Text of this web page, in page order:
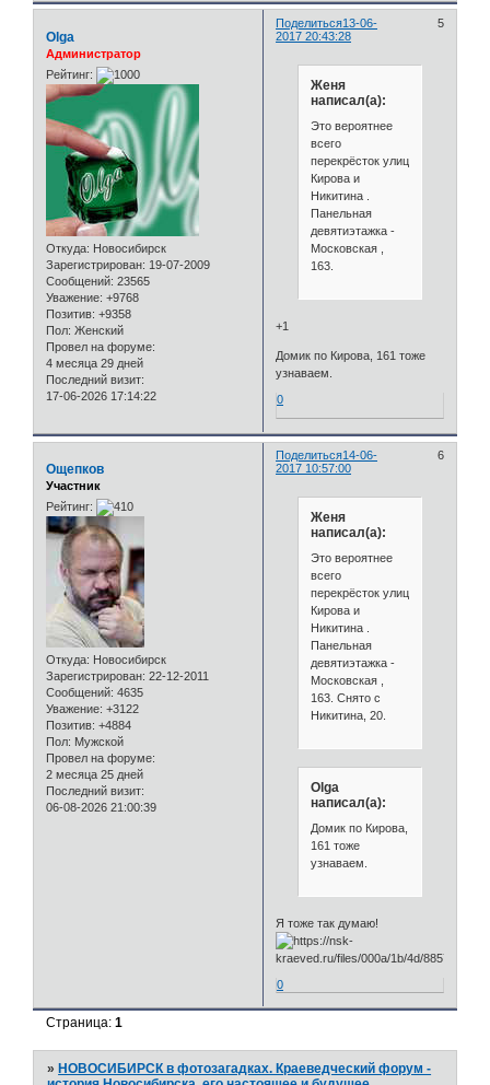
Поделиться 5
13-06-
2017 20:43:28
Olga
Администратор
Рейтинг:
Откуда: Новосибирск
Зарегистрирован: 19-07-2009
Сообщений: 23565
Уважение: +9768
Позитив: +9358
Пол: Женский
Провел на форуме:
4 месяца 29 дней
Последний визит:
17-06-2026 17:14:22
Женя
написал(а):
Это вероятнее
всего
перекрёсток улиц
Кирова и
Никитина .
Панельная
девятиэтажка -
Московская ,
163.
+1
Домик по Кирова, 161 тоже
узнаваем.
0
Поделиться 6
14-06-
2017 10:57:00
Ощепков
Участник
Рейтинг:
Откуда: Новосибирск
Зарегистрирован: 22-12-2011
Сообщений: 4635
Уважение: +3122
Позитив: +4884
Пол: Мужской
Провел на форуме:
2 месяца 25 дней
Последний визит:
06-08-2026 21:00:39
Женя
написал(а):
Это вероятнее
всего
перекрёсток улиц
Кирова и
Никитина .
Панельная
девятиэтажка -
Московская ,
163. Снято с
Никитина, 20.
Olga
написал(а):
Домик по Кирова,
161 тоже
узнаваем.
Я тоже так думаю!
0
Страница:1
» НОВОСИБИРСК в фотозагадках. Краеведческий форум -